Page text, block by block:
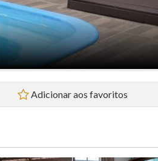
Sítio (2)
Sobrado (32)
Terreno (38)
Adicionar aos favoritos